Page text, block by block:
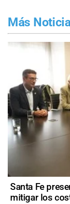
Más
Santa Fe
mitigar los